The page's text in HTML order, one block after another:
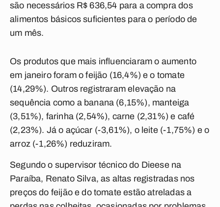
são necessários R$ 636,54 para a compra dos
alimentos básicos suficientes para o período de
um mês.
Os produtos que mais influenciaram o aumento
em janeiro foram o feijão (16,4%) e o tomate
(14,29%). Outros registraram elevação na
sequência como a banana (6,15%), manteiga
(3,51%), farinha (2,54%), carne (2,31%) e café
(2,23%). Já o açúcar (-3,61%), o leite (-1,75%) e o
arroz (-1,26%) reduziram.
Segundo o supervisor técnico do Dieese na
Paraíba, Renato Silva, as altas registradas nos
preços do feijão e do tomate estão atreladas a